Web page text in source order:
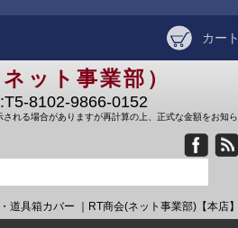
カート
ット事業部）
8102-9866-0152
れる場合がありますが再計算の上、正式な金額をお知ら
具箱カバー ｜RT商会(ネット事業部)【本店】